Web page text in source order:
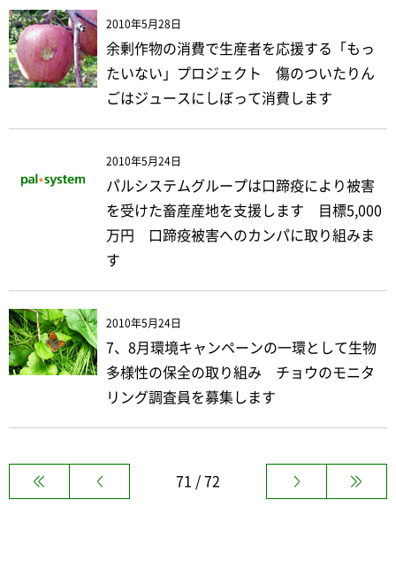
2010年5月28日
余剰作物の消費で生産者を応援する「もっ
たいない」プロジェクト 傷のついたりん
ごはジュースにしぼって消費します
2010年5月24日
パルシステムグループは口蹄疫により被害
を受けた畜産産地を支援します 目標5,000
万円 口蹄疫被害へのカンパに取り組みま
す
2010年5月24日
7、8月環境キャンペーンの一環として生物
多様性の保全の取り組み チョウのモニタ
リング調査員を募集します
71 / 72